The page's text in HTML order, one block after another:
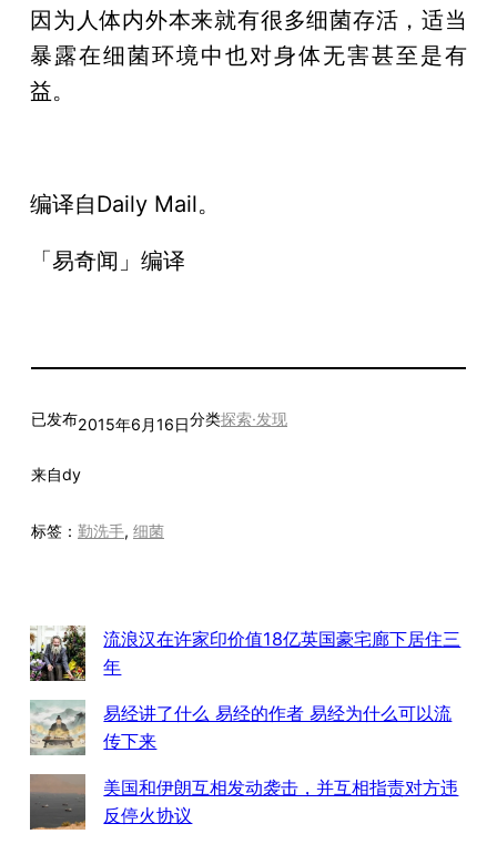
因为人体内外本来就有很多细菌存活，适当
暴露在细菌环境中也对身体无害甚至是有
益。
编译自Daily Mail。
「易奇闻」编译
已发布2015年6月16日分类探索·发现
来自dy
标签： 勤洗手, 细菌
流浪汉在许家印价值18亿英国豪宅廊下居住三
年
易经讲了什么 易经的作者 易经为什么可以流
传下来
美国和伊朗互相发动袭击，并互相指责对方违
反停火协议